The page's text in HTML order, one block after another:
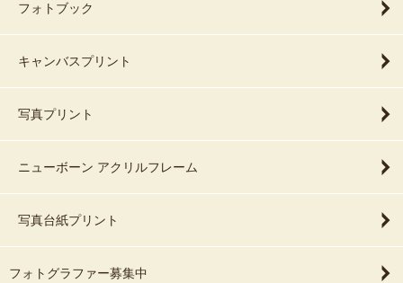
フォトブック
キャンバスプリント
写真プリント
ニューボーン アクリルフレーム
写真台紙プリント
フォトグラファー募集中